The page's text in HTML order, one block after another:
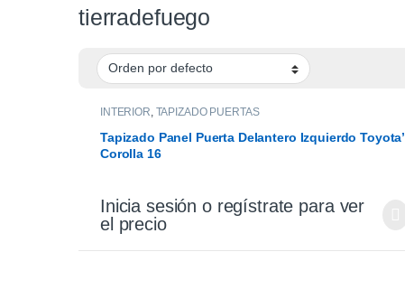
tierradefuego
INTERIOR, TAPIZADO PUERTAS
Tapizado Panel Puerta Delantero Izquierdo Toyota’
Corolla 16
Inicia sesión o regístrate para ver
el precio